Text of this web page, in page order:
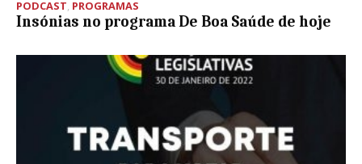
PODCAST, PROGRAMAS
Insónias no programa De Boa Saúde de hoje